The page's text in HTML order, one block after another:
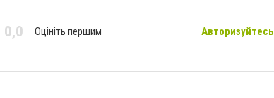
0,0 Оцініть першим Авторизуйтесь